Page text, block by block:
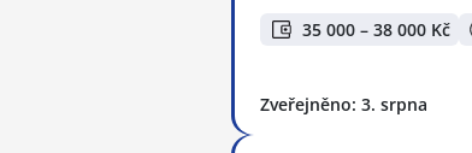
35 000 – 38 000 Kč
Zveřejněno: 3. srpna